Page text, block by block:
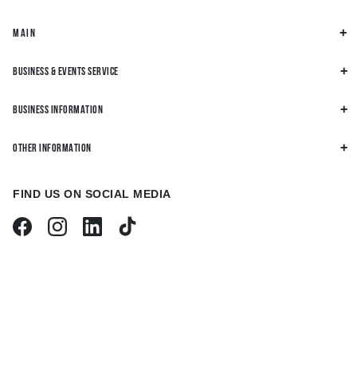
MAIN
BUSINESS & EVENTS SERVICE
BUSINESS INFORMATION
OTHER INFORMATION
FIND US ON SOCIAL MEDIA